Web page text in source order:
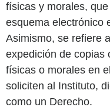
físicas y morales,
esquema electrónico
Asimismo, se refiere
expedición de copias
físicas o morales en
soliciten al Instituto,
como un Derecho.